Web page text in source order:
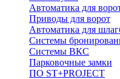
Автоматика для
Приводы для ворот
Автоматика для
Системы
Системы ВКС
Парковочные замки
ПО ST+PROJECT